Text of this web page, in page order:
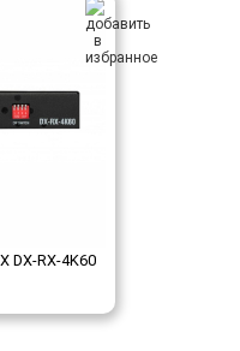
DX-RX-4K60